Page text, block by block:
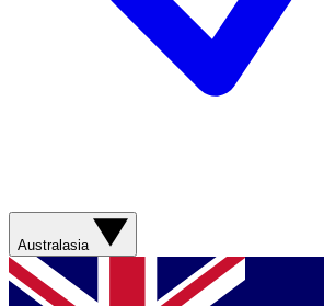
Australasia